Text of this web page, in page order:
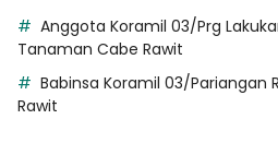
Anggota Koramil 03/Prg
Tanaman Cabe Rawit
Babinsa Koramil 03/Pariangan
Rawit